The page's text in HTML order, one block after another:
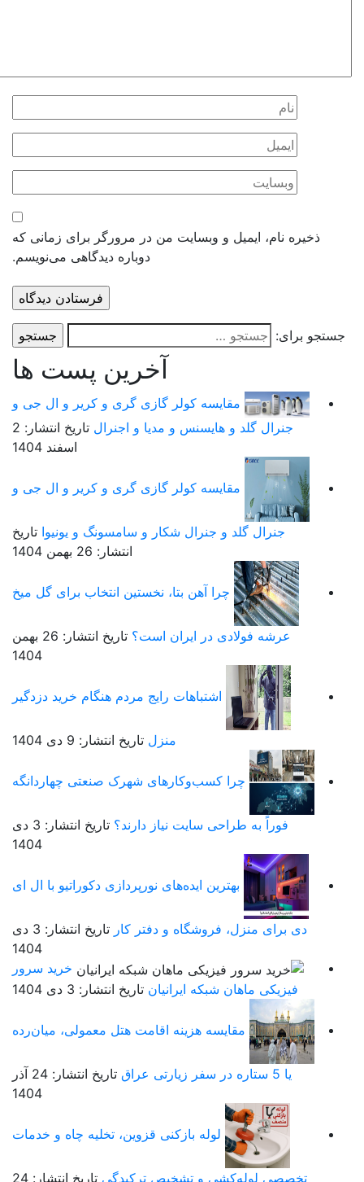
نام، ایمیل و وبسایت من در مرورگر برای زمانی که
دوباره دیدگاهی می‌نویسم.
آخرین پست ها
مقایسه کولر گازی گری و کریر و ال جی و
جنرال گلد و هایسنس و مدیا و اجنرال
تاریخ انتشار: 2
مقایسه کولر گازی گری و کریر و ال جی و
جنرال گلد و جنرال شکار و سامسونگ و یونیوا تاریخ
چرا آهن بتا، نخستین انتخاب برای گل میخ
عرشه فولادی در ایران است؟
تاریخ انتشار: 26 بهمن
اشتباهات رایج مردم هنگام خرید دزدگیر
تاریخ انتشار: 9 دی 1404
چرا کسب‌وکارهای شهرک صنعتی چهاردانگه
فوراً به طراحی سایت نیاز دارند؟
تاریخ انتشار: 3 دی
بهترین ایده‌های نورپردازی دکوراتیو با ال ای
دی برای منزل، فروشگاه و دفتر کار
تاریخ انتشار: 3 دی
خرید سرور
فیزیکی ماهان شبکه ایرانیان تاریخ انتشار: 3 دی 1404
مقایسه هزینه اقامت هتل معمولی، میان‌رده
تاریخ انتشار: 24 آذر
لوله بازکنی قزوین، تخلیه چاه و خدمات
تخصصی لوله‌کشی و تشخیص ترکیدگی تاریخ انتشار: 24